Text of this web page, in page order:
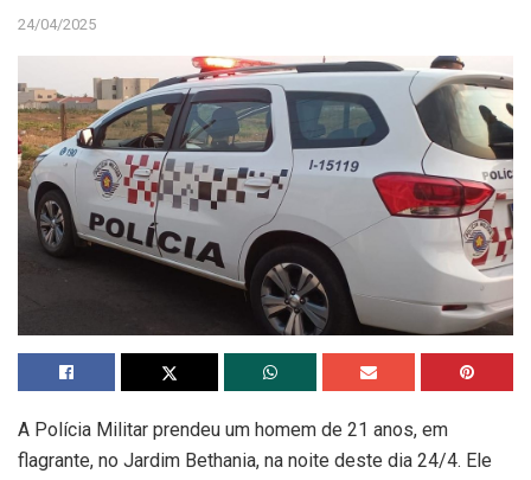
24/04/2025
A Polícia Militar prendeu um homem de 21 anos, em
flagrante, no Jardim Bethania, na noite deste dia 24/4. Ele